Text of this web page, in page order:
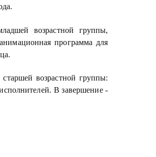
возрастной группы,
программа для
возрастной группы:
В завершение -